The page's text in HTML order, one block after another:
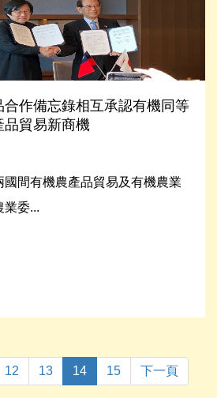
作備忘錄相互承認有機同等
品貿易新商機
間有機農產品貿易及有機農業
業委...
12 13 14 15 下一頁